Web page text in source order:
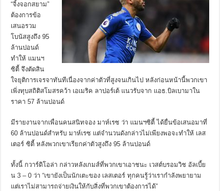
“จิ้งจอกสยาม”
ต้องการข้อ
เสนอรวม
โบนัสสูงถึง 95
ล้านปอนด์
ทำให้ แมนฯ
ซิตี้ จึงตัดสิน
ใจยุติการเจรจาทันทีเนื่องจากค่าตัวที่สูงจนเกินไป หลังก่อนหน้านี้พวกเขา
เพิ่งทุบสถิติสโมสรคว้า เอเมริค ลาปอร์เต้ แนวรับจาก แอธ.บิลเบามาใน
ราคา 57 ล้านปอนด์
มีรายงานจากเพื่อนคนสนิทจอง มาห์เรซ ว่า แมนฯซิตี้ ได้ยื่นข้อเสนอมาที่
60 ล้านปอนด์สำหรับ มาห์เรซ แต่จำนวนดังกล่าวไม่เพียงพอจะทำให้ เลส
เตอร์ ซิตี้ หลังพวกเขาเรียกค่าตัวสูงถึง 95 ล้านปอนด์
ทั้งนี้ กวาร์ดิโอล่า กล่าวหลังเกมส์ที่พวกเขาเอาชนะ เวสต์บรอมวิช อัลเบี้ย
น 3 – 0 ว่า “เขายังเป็นนักเตะของ เลสเตอร์ ทุกคนรู้ว่าเรากำลังพยายาม
แต่เราไม่สามารถจ่ายเงินให้กับสิ่งที่พวกเขาต้องการได้”